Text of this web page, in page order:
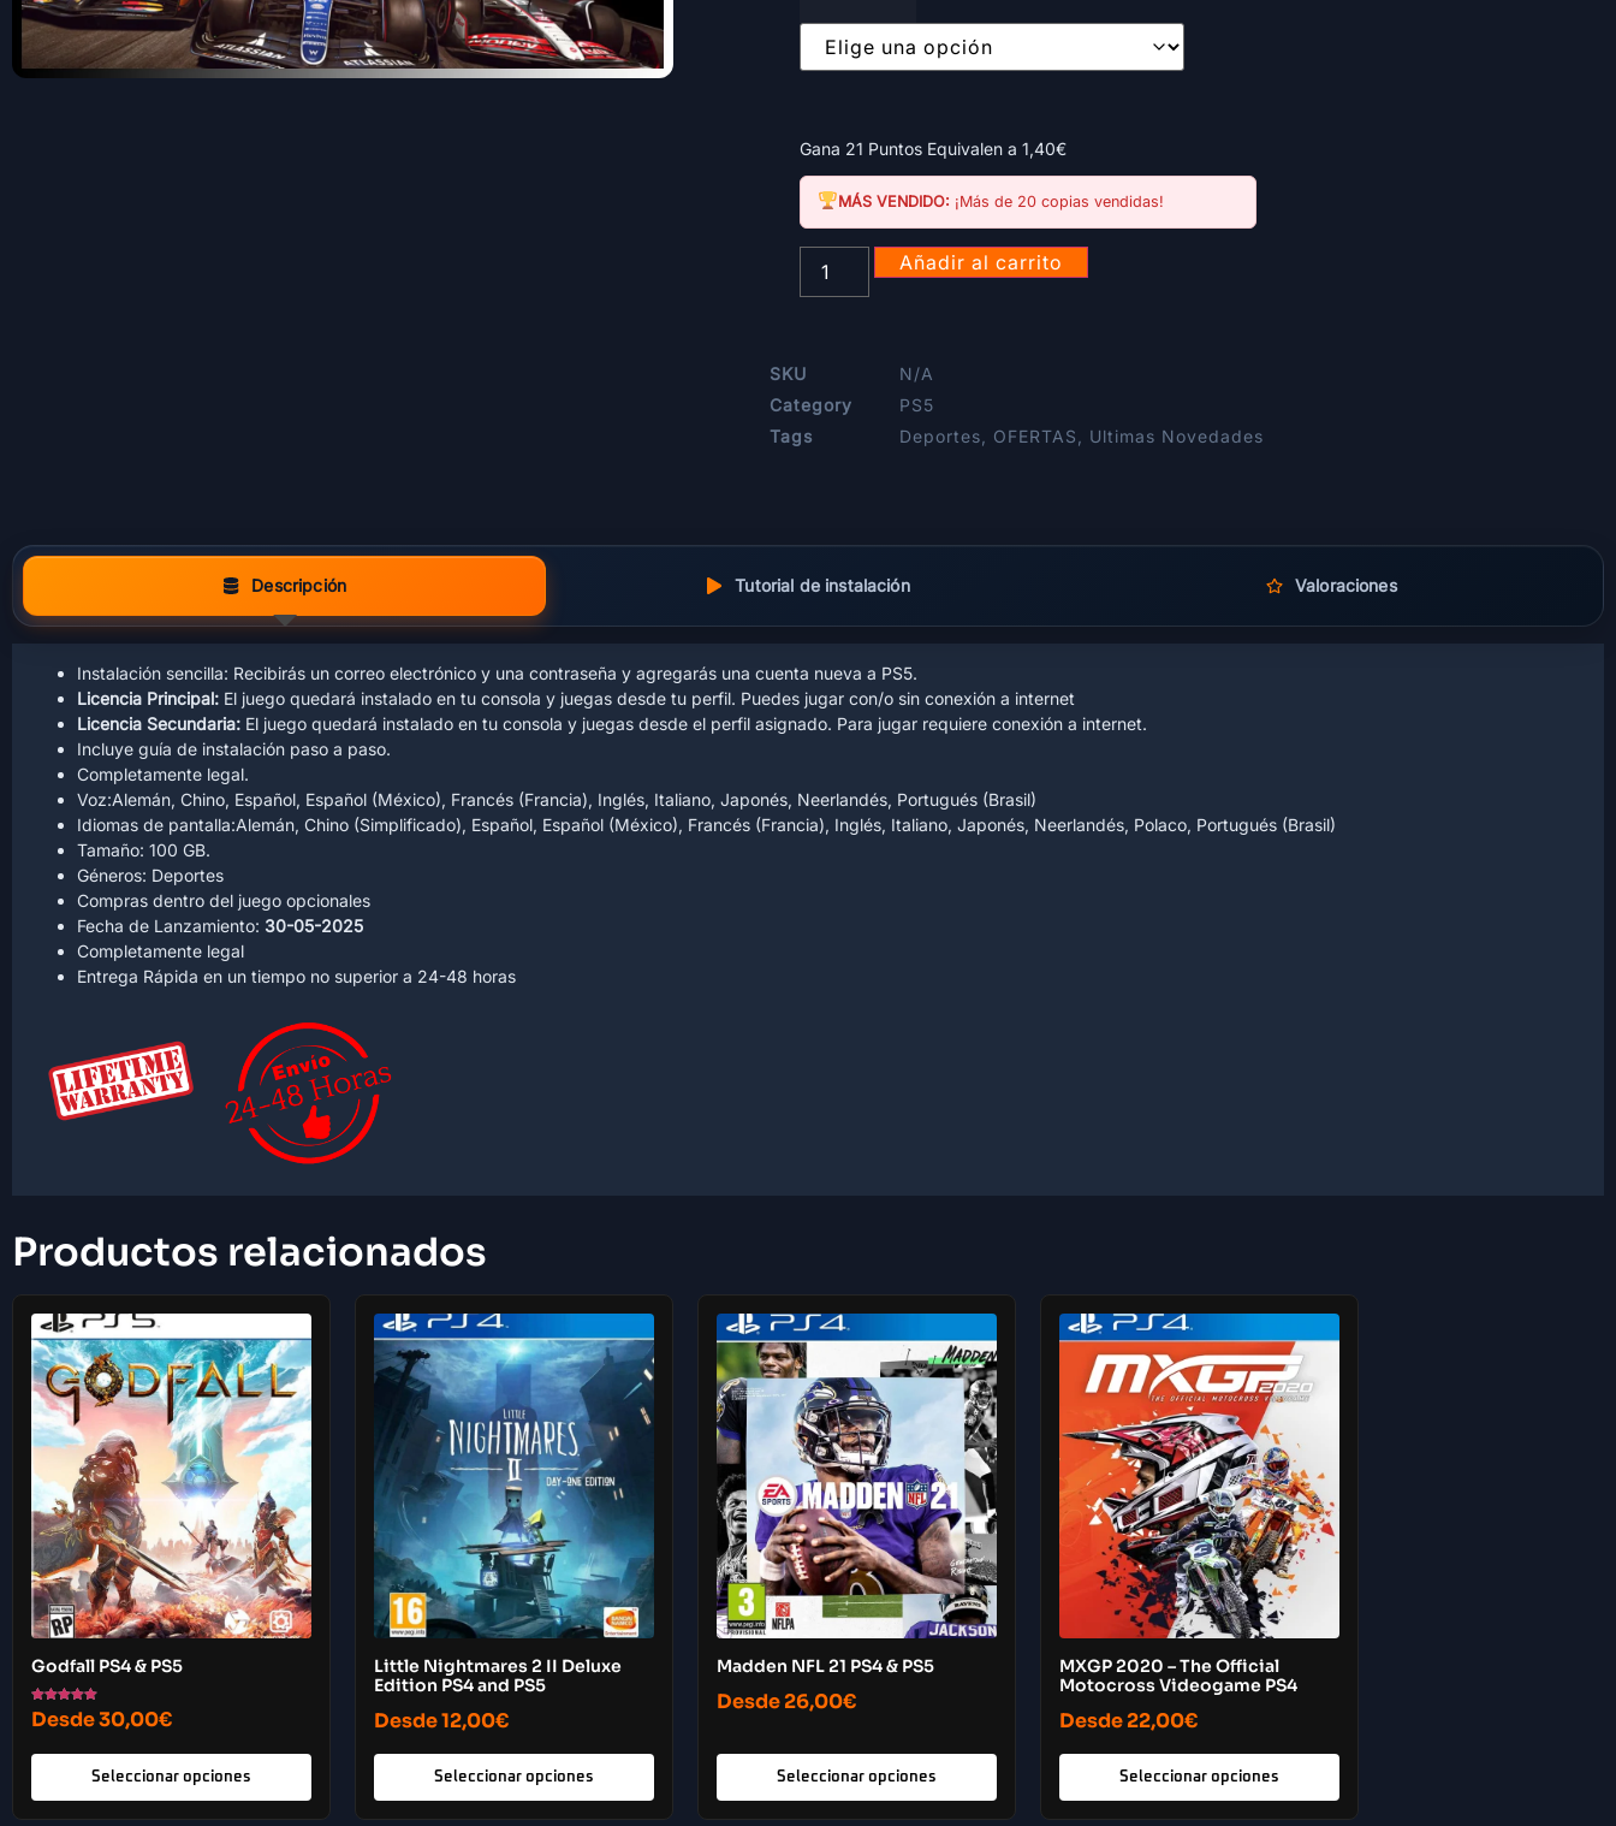
Gana 21 Puntos Equivalen a 1,40€
MÁS VENDIDO: ¡Más de 20 copias vendidas!
Añadir al carrito
SKU
N/A
Category
PS5
Tags
Deportes OFERTAS Ultimas Novedades
Descripción Tutorial de instalación Valoraciones
Instalación sencilla: Recibirás un correo electrónico y una contraseña y agregarás una cuenta nueva a PS5.
Licencia Principal: El juego quedará instalado en tu consola y juegas desde tu perfil. Puedes jugar con/o sin conexión a internet
Licencia Secundaria: El juego quedará instalado en tu consola y juegas desde el perfil asignado. Para jugar requiere conexión a internet.
Incluye guía de instalación paso a paso.
Completamente legal.
Voz:Alemán, Chino, Español, Español (México), Francés (Francia), Inglés, Italiano, Japonés, Neerlandés, Portugués (Brasil)
Idiomas de pantalla:Alemán, Chino (Simplificado), Español, Español (México), Francés (Francia), Inglés, Italiano, Japonés, Neerlandés, Polaco, Portugués (Brasil)
Tamaño: 100 GB.
Géneros: Deportes
Compras dentro del juego opcionales
Fecha de Lanzamiento: 30-05-2025
Completamente legal
Entrega Rápida en un tiempo no superior a 24-48 horas
Productos relacionados
Godfall PS4 & PS5
Valorado con
5.00
Desde30,00€
Seleccionar opciones
Little Nightmares 2 II Deluxe
Edition PS4 and PS5
Desde12,00€
Seleccionar opciones
Madden NFL 21 PS4 & PS5
Desde26,00€
Seleccionar opciones
MXGP 2020 – The Official
Motocross Videogame PS4
Desde22,00€
Seleccionar opciones